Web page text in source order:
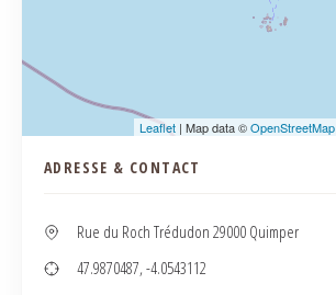
Leaflet | Map data ©OpenStreetMap
ADRESSE & CONTACT
Rue du Roch Trédudon 29000 Quimper
47.9870487, -4.0543112